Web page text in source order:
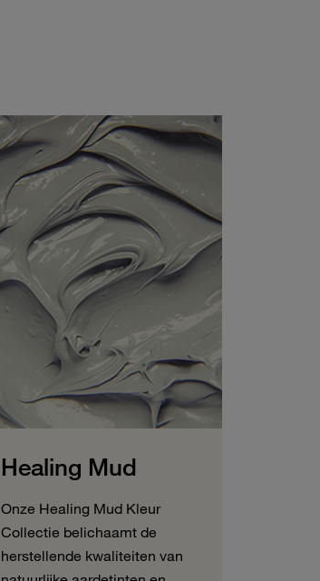
Healing Mud
Onze Healing Mud Kleur
Collectie belichaamt de
herstellende kwaliteiten van